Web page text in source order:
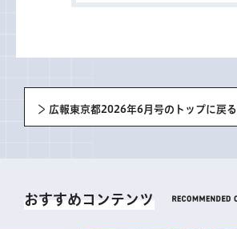
広報東京都2026年6月号のトップに戻る
おすすめコンテンツ